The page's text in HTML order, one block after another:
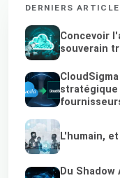
DERNIERS
Concevoir
souverain
stratégique
L'humain,
Du